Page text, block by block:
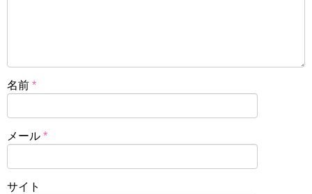
名前 *
メール *
サイト